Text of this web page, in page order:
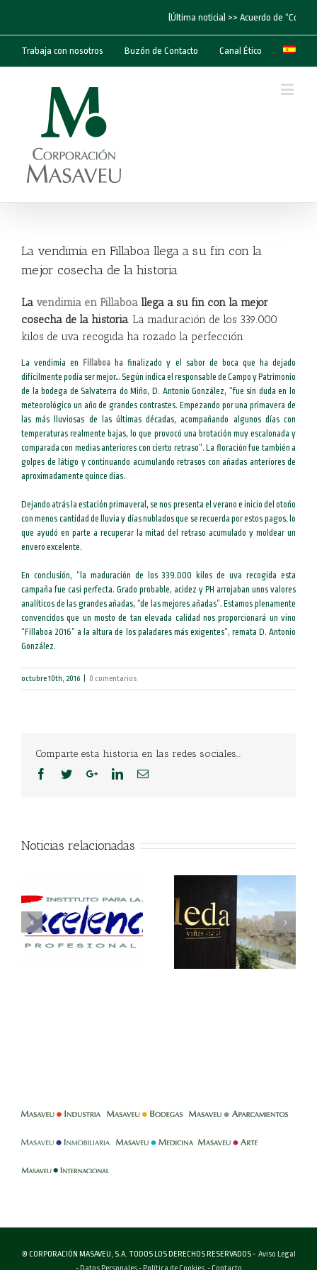
(Última noticia) >> Acuerdo de
Trabaja con nosotros Buzón de Contacto Canal Ético
La vendimia en Fillaboa llega a su fin con la
mejor cosecha de la historia
La vendimia en Fillaboa llega a su fin con la mejor
cosecha de la historia. La maduración de los 339.000
kilos de uva recogida ha rozado la perfección
La vendimia en Fillaboa ha finalizado y el sabor de boca que ha dejado
difícilmente podía ser mejor… Según indica el responsable de Campo y Patrimonio
de la bodega de Salvaterra do Miño, D. Antonio González, “fue sin duda en lo
meteorológico un año de grandes contrastes. Empezando por una primavera de
las más lluviosas de las últimas décadas, acompañando algunos días con
temperaturas realmente bajas, lo que provocó una brotación muy escalonada y
comparada con medias anteriores con cierto retraso”. La floración fue también a
golpes de látigo y continuando acumulando retrasos con añadas anteriores de
aproximadamente quince días.
Dejando atrás la estación primaveral, se nos presenta el verano e inicio del otoño
con menos cantidad de lluvia y días nublados que se recuerda por estos pagos, lo
que ayudó en parte a recuperar la mitad del retraso acumulado y moldear un
envero excelente.
En conclusión, “la maduración de los 339.000 kilos de uva recogida esta
campaña fue casi perfecta. Grado probable, acidez y PH arrojaban unos valores
analíticos de las grandes añadas, “de las mejores añadas”. Estamos plenamente
convencidos que un mosto de tan elevada calidad nos proporcionará un vino
“Fillaboa 2016” a la altura de los paladares más exigentes”, remata D. Antonio
González.
octubre 10th, 2016 0 comentarios
Comparte esta historia en las redes sociales...
Noticias relacionadas
© CORPORACIÓN MASAVEU, S.A. TODOS LOS DERECHOS RESERVADOS - Aviso Legal
- Datos Personales- Política de Cookies- Contacto